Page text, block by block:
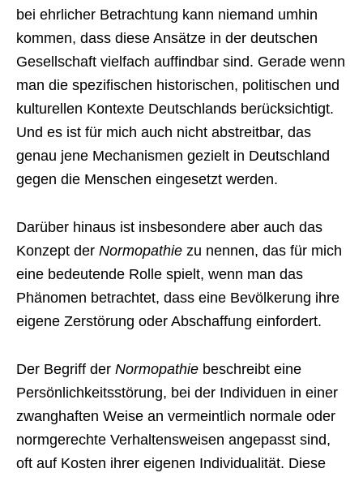
bei ehrlicher Betrachtung kann niemand umhin
kommen, dass diese Ansätze in der deutschen
Gesellschaft vielfach auffindbar sind. Gerade wenn
man die spezifischen historischen, politischen und
kulturellen Kontexte Deutschlands berücksichtigt.
Und es ist für mich auch nicht abstreitbar, das
genau jene Mechanismen gezielt in Deutschland
gegen die Menschen eingesetzt werden.
Darüber hinaus ist insbesondere aber auch das
Konzept der Normopathie zu nennen, das für mich
eine bedeutende Rolle spielt, wenn man das
Phänomen betrachtet, dass eine Bevölkerung ihre
eigene Zerstörung oder Abschaffung einfordert.
Der Begriff der Normopathie beschreibt eine
Persönlichkeitsstörung, bei der Individuen in einer
zwanghaften Weise an vermeintlich normale oder
normgerechte Verhaltensweisen angepasst sind,
oft auf Kosten ihrer eigenen Individualität. Diese